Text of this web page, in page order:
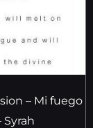
– Mi fuego
Syrah